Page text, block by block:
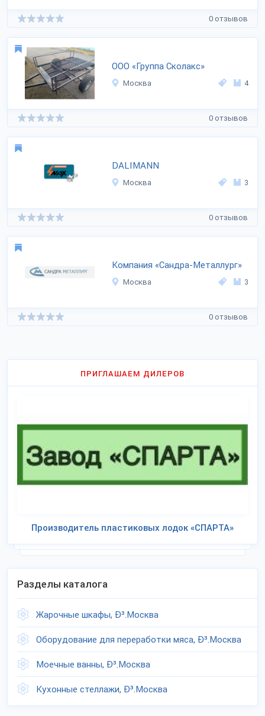
0 отзывов
ООО «Группа Сколакс»
Москва 4
0 отзывов
DALIMANN
Москва 3
0 отзывов
Компания «Сандра-Металлург»
Москва 3
0 отзывов
ПРИГЛАШАЕМ ДИЛЕРОВ
Производитель пластиковых лодок «СПАРТА»
Разделы каталога
Жарочные шкафы, Ð³.Москва
Оборудование для переработки мяса, Ð³.Москва
Моечные ванны, Ð³.Москва
Кухонные стеллажи, Ð³.Москва